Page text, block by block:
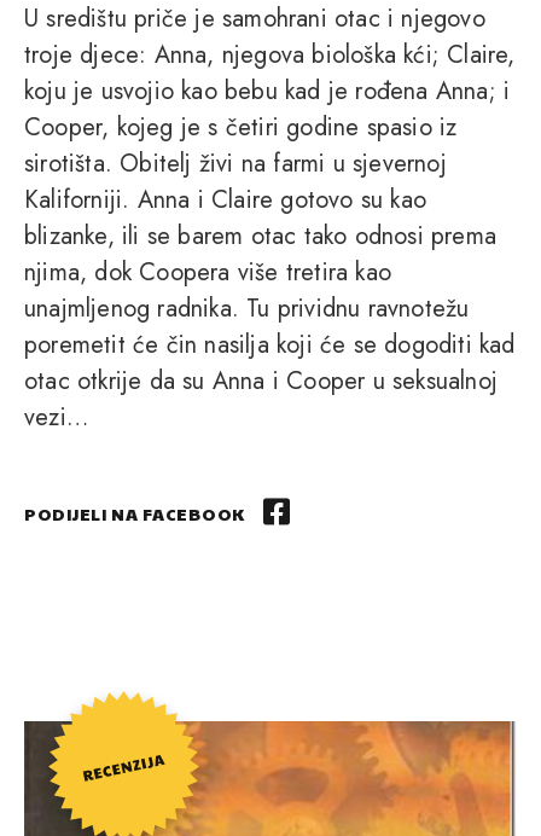
U središtu priče je samohrani otac i njegovo
troje djece: Anna, njegova biološka kći; Claire,
koju je usvojio kao bebu kad je rođena Anna; i
Cooper, kojeg je s četiri godine spasio iz
sirotišta. Obitelj živi na farmi u sjevernoj
Kaliforniji. Anna i Claire gotovo su kao
blizanke, ili se barem otac tako odnosi prema
njima, dok Coopera više tretira kao
unajmljenog radnika. Tu prividnu ravnotežu
poremetit će čin nasilja koji će se dogoditi kad
otac otkrije da su Anna i Cooper u seksualnoj
vezi…
PODIJELI NA FACEBOOK